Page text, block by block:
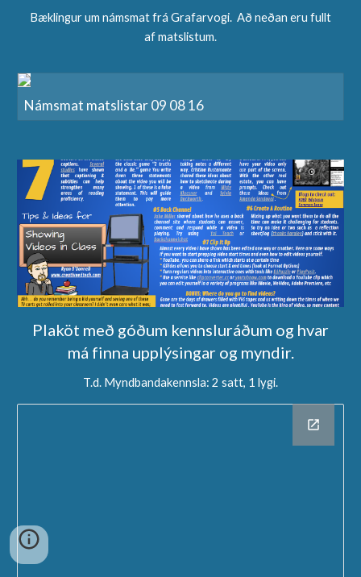
Bæklingur um námsmat frá Grafarvogi. Að neðan eru fullt
af matslistum.
Námsmat matslistar 09 08 16
Plaköt með góðum kennsluráðum og hvar
má finna upplýsingar og myndir.
T.d. Myndbandakennsla: 2 satt, 1 lygi.